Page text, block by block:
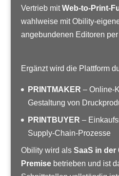
Vertrieb mitWeb-to-Print-
wahlweise mit Obility-
angebundenen Editoren
Ergänzt wird die Plattform
PRINTMAKER – Online-
Gestaltung von
PRINTBUYER –
Supply-Chain-Prozesse
Obility wird als SaaS in der
Premisebetrieben und ist